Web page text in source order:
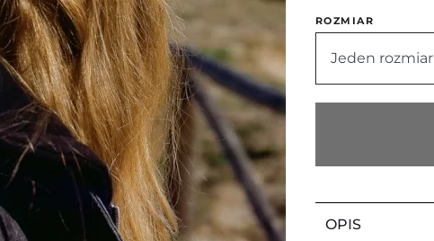
ROZMIAR
Jeden rozmiar
OPIS